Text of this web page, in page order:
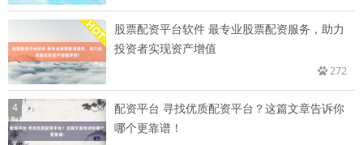
股票配资平台软件 最专业股票配资服务，助力
投资者实现资产增值
272
4
配资平台 寻找优质配资平台？这篇文章告诉你
哪个更靠谱！